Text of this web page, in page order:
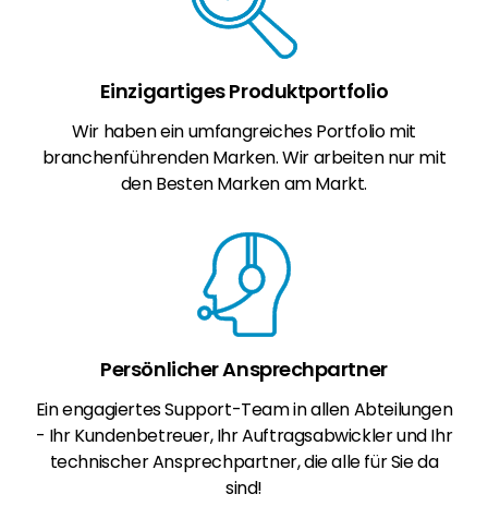
Einzigartiges Produktportfolio
Wir haben ein umfangreiches Portfolio mit
branchenführenden Marken. Wir arbeiten nur mit
den Besten Marken am Markt.
Persönlicher Ansprechpartner
Ein engagiertes Support-Team in allen Abteilungen
- Ihr Kundenbetreuer, Ihr Auftragsabwickler und Ihr
technischer Ansprechpartner, die alle für Sie da
sind!